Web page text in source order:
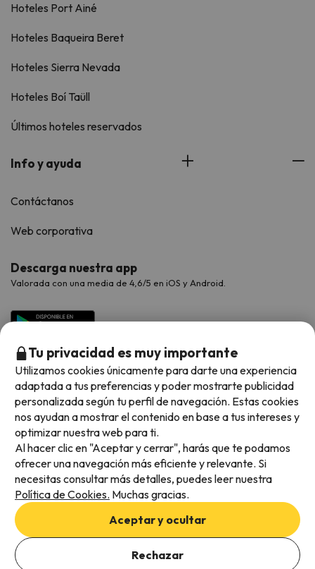
Añade las fechas para comprobar la disponibilidad
Hoteles Port Ainé
Hoteles Baqueira Beret
Hoteles Sierra Nevada
Hoteles Boí Taüll
Últimos hoteles reservados
Info y ayuda
Contáctanos
Web corporativa
Descarga nuestra app
Valorada con una media de 4,6/5 en iOS y Android.
Métodos de pago disponibles
Condiciones generales
Privacidad de datos
Política de cookies
Tu privacidad es muy importante
Utilizamos cookies únicamente para darte una experiencia
adaptada a tus preferencias y poder mostrarte publicidad
personalizada según tu perfil de navegación. Estas cookies
nos ayudan a mostrar el contenido en base a tus intereses y
optimizar nuestra web para ti.
Al hacer clic en "Aceptar y cerrar", harás que te podamos
ofrecer una navegación más eficiente y relevante. Si
necesitas consultar más detalles, puedes leer nuestra
Política de Cookies. Muchas gracias.
Aceptar y ocultar
Rechazar